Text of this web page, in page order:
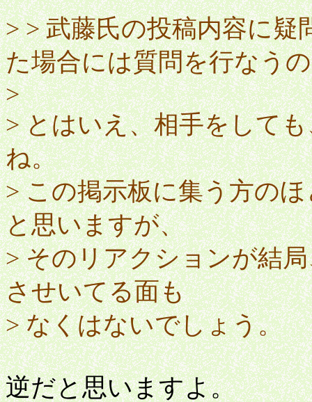
> > 武藤氏の投稿内容に
た場合には質問を行なう
>
> とはいえ、相手をして
ね。
> この掲示板に集う方の
と思いますが、
> そのリアクションが結
させいてる面も
> なくはないでしょう。
逆だと思いますよ。